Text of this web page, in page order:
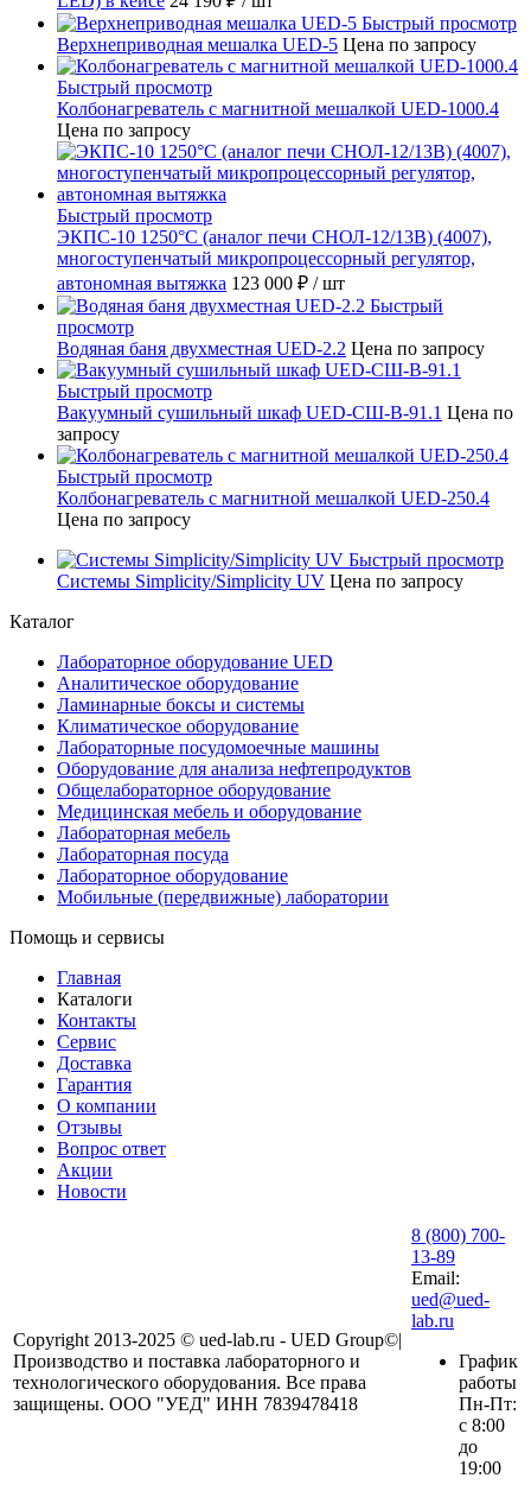
Быстрый просмотр
Верхнеприводная мешалка UED-5 Цена по запросу
Быстрый просмотр
Колбонагреватель с магнитной мешалкой UED-1000.4
Цена по запросу
Быстрый просмотр
ЭКПС-10 1250°С (аналог печи СНОЛ-12/13В) (4007),
многоступенчатый микропроцессорный регулятор,
автономная вытяжка 123 000 ₽ / шт
Быстрый
просмотр
Водяная баня двухместная UED-2.2 Цена по запросу
Быстрый просмотр
Вакуумный сушильный шкаф UED-СШ-В-91.1 Цена по
запросу
Быстрый просмотр
Колбонагреватель с магнитной мешалкой UED-250.4
Цена по запросу
Быстрый просмотр
Системы Simplicity/Simplicity UV Цена по запросу
Каталог
Лабораторное оборудование UED
Аналитическое оборудование
Ламинарные боксы и системы
Климатическое оборудование
Лабораторные посудомоечные машины
Оборудование для анализа нефтепродуктов
Общелабораторное оборудование
Медицинская мебель и оборудование
Лабораторная мебель
Лабораторная посуда
Лабораторное оборудование
Мобильные (передвижные) лаборатории
Помощь и сервисы
Главная
Каталоги
Контакты
Сервис
Доставка
Гарантия
О компании
Отзывы
Вопрос ответ
Акции
Новости
Copyright 2013-2025 © ued-lab.ru - UED Group©|
Производство и поставка лабораторного и
технологического оборудования. Все права
защищены. ООО "УЕД" ИНН 7839478418
8 (800) 700-
13-89
Email:
ued@ued-
lab.ru
График
работы
Пн-Пт:
с 8:00
до
19:00